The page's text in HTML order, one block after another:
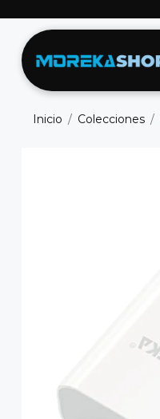
Inicio Colecciones